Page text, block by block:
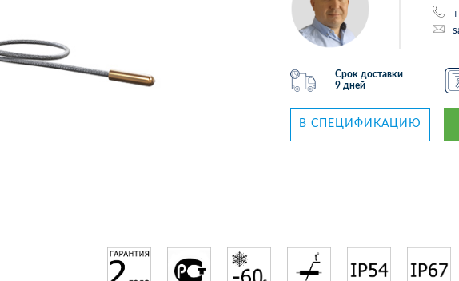
Срок доставки
9 дней
В СПЕЦИФИКАЦИЮ